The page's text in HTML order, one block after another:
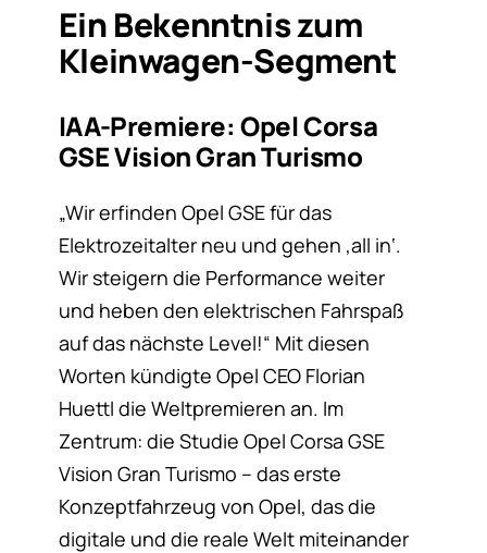
Ein Bekenntnis zum
Kleinwagen-Segment
IAA-Premiere: Opel Corsa
GSE Vision Gran Turismo
„Wir erfinden Opel GSE für das
Elektrozeitalter neu und gehen ‚all in‘.
Wir steigern die Performance weiter
und heben den elektrischen Fahrspaß
auf das nächste Level!“ Mit diesen
Worten kündigte Opel CEO Florian
Huettl die Weltpremieren an. Im
Zentrum: die Studie Opel Corsa GSE
Vision Gran Turismo – das erste
Konzeptfahrzeug von Opel, das die
digitale und die reale Welt miteinander